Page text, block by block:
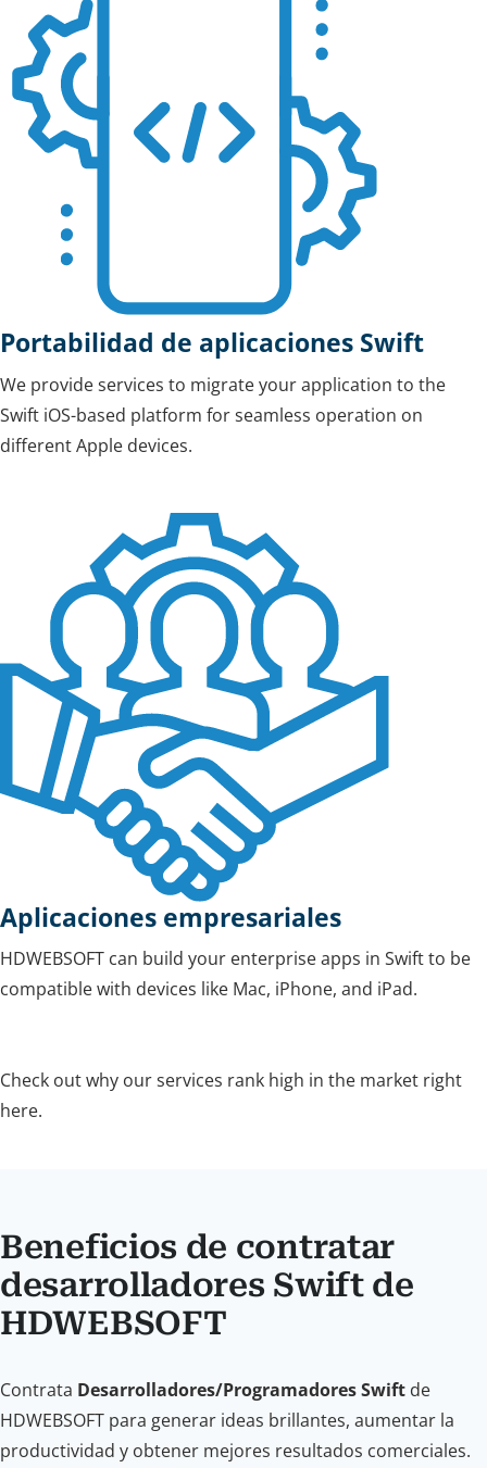
Portabilidad de aplicaciones Swift
We provide services to migrate your application to the
Swift iOS-based platform for seamless operation on
different Apple devices.
Aplicaciones empresariales
HDWEBSOFT can build your enterprise apps in Swift to be
compatible with devices like Mac, iPhone, and iPad.
Check out why our services rank high in the market right
here.
Beneficios de contratar
desarrolladores Swift de
HDWEBSOFT
Contrata Desarrolladores/Programadores Swift de
HDWEBSOFT para generar ideas brillantes, aumentar la
productividad y obtener mejores resultados comerciales.